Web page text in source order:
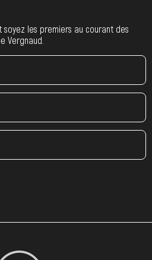
les premiers au courant des
Vergnaud.